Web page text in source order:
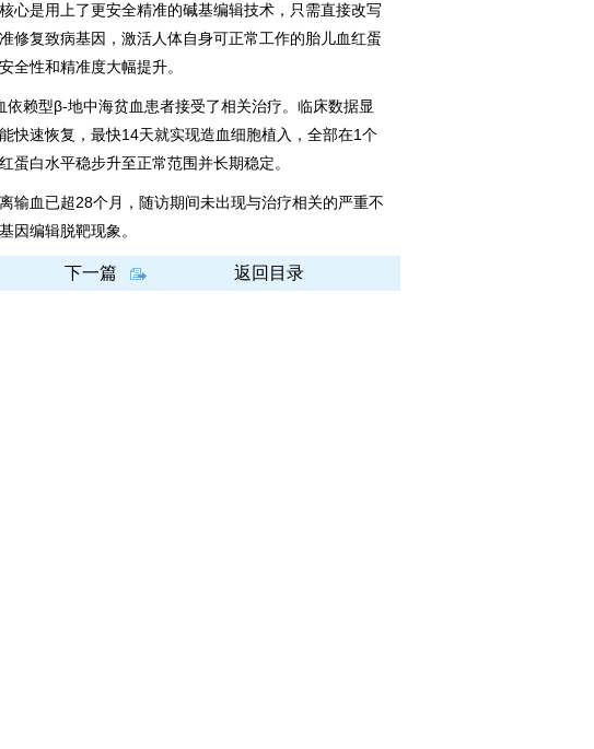
是用上了更安全精准的碱基编辑技术，只需直接改写
修复致病基因，激活人体自身可正常工作的胎儿血红蛋
全性和精准度大幅提升。
赖型β-地中海贫血患者接受了相关治疗。临床数据显
快速恢复，最快14天就实现造血细胞植入，全部在1个
蛋白水平稳步升至正常范围并长期稳定。
血已超28个月，随访期间未出现与治疗相关的严重不
因编辑脱靶现象。
下一篇 返回目录